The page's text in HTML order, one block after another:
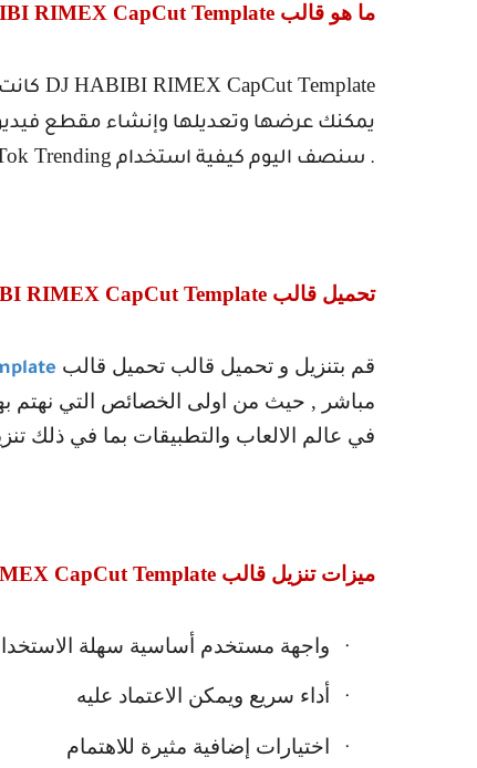
ما هو قالب RIMEX CapCut Template
DJ HABIBI RIMEX CapCut Template
يمكنك عرضها وتعديلها وإنشاء مقطع
. سنصف اليوم كيفية استخدام Trending
تحميل قالب RIMEX CapCut Template
قم بتنزيل و تحميل قالب تحميل قالب
مباشر , حيث من اولى الخصائص التي نهتم
في عالم الالعاب والتطبيقات بما في ذلك
ميزات تنزيل قالب CapCut Template
· واجهة مستخدم أساسية سهلة
· أداء سريع ويمكن الاعتماد عليه
· اختيارات إضافية مثيرة للاهتمام